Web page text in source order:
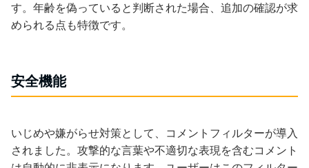
す。年齢を偽っていると判断された場合、追加の確認が求
められる点も特徴です。
安全機能
いじめや嫌がらせ対策として、コメントフィルターが導入
されました。攻撃的な言葉や不適切な表現を含むコメント